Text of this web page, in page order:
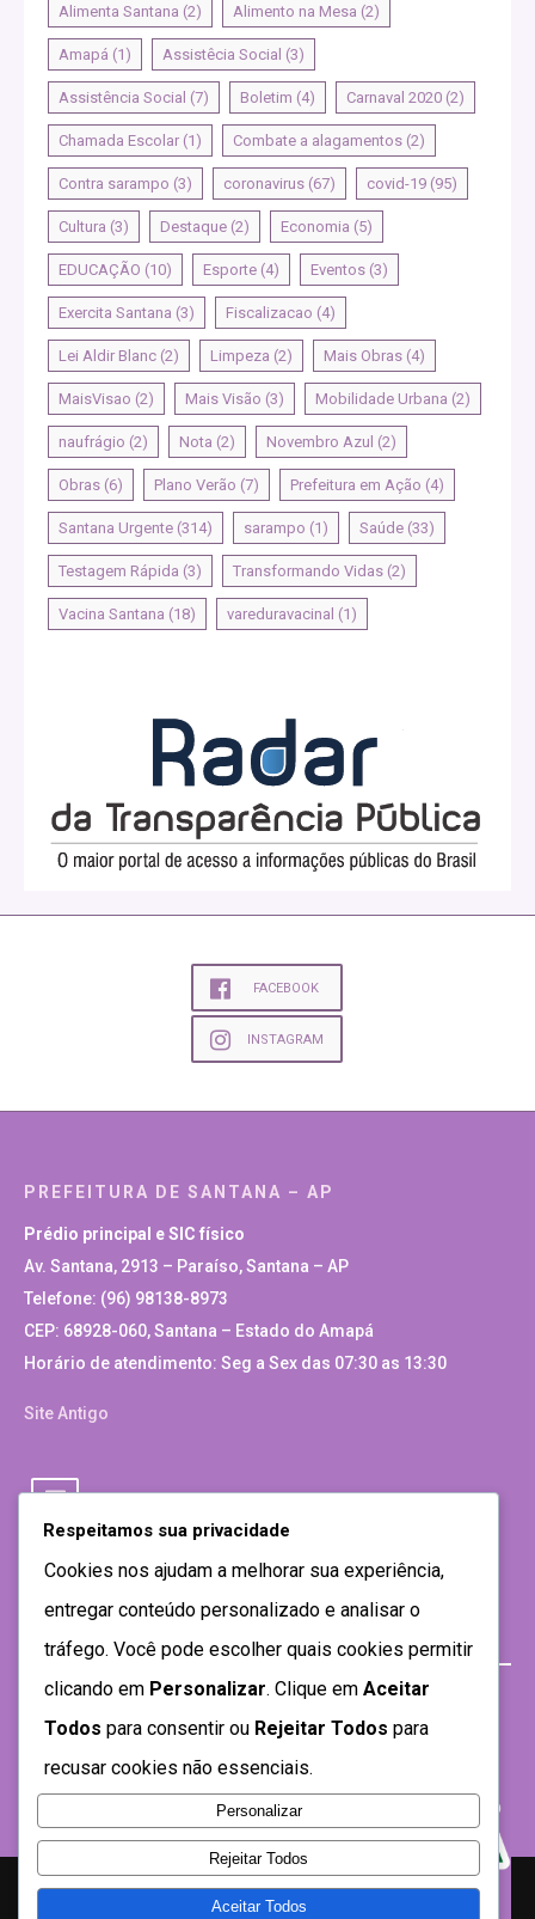
Alimenta Santana (2) Alimento na Mesa (2)
Amapá (1) Assistêcia Social (3)
Assistência Social (7) Boletim (4) Carnaval 2020 (2)
Chamada Escolar (1) Combate a alagamentos (2)
Contra sarampo (3) coronavirus (67) covid-19 (95)
Cultura (3) Destaque (2) Economia (5)
EDUCAÇÃO (10) Esporte (4) Eventos (3)
Exercita Santana (3) Fiscalizacao (4)
Lei Aldir Blanc (2) Limpeza (2) Mais Obras (4)
MaisVisao (2) Mais Visão (3) Mobilidade Urbana (2)
naufrágio (2) Nota (2) Novembro Azul (2)
Obras (6) Plano Verão (7) Prefeitura em Ação (4)
Santana Urgente (314) sarampo (1) Saúde (33)
Testagem Rápida (3) Transformando Vidas (2)
Vacina Santana (18) vareduravacinal (1)
FACEBOOK
INSTAGRAM
PREFEITURA DE SANTANA – AP
Prédio principal e SIC físico
Av. Santana, 2913 – Paraíso, Santana – AP
Telefone: (96) 98138-8973
CEP: 68928-060, Santana – Estado do Amapá
Horário de atendimento: Seg a Sex das 07:30 as 13:30
Site Antigo
Respeitamos sua privacidade
Cookies nos ajudam a melhorar sua experiência,
entregar conteúdo personalizado e analisar o
tráfego. Você pode escolher quais cookies permitir
clicando em Personalizar. Clique em Aceitar
Todos para consentir ou Rejeitar Todos para
recusar cookies não essenciais.
Personalizar
Rejeitar Todos
Aceitar Todos